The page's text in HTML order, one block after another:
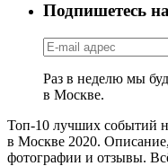
Подпишетесь
Раз в неделю мы
в Москве.
Топ-10 лучших событий
в Москве 2020.
фотографии и отзывы.